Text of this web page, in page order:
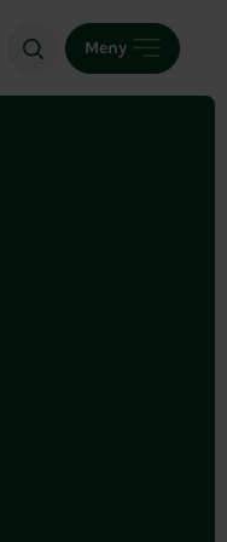
Meny